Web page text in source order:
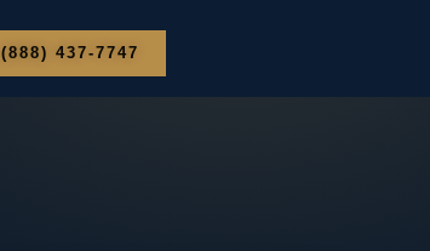
(888) 437-7747